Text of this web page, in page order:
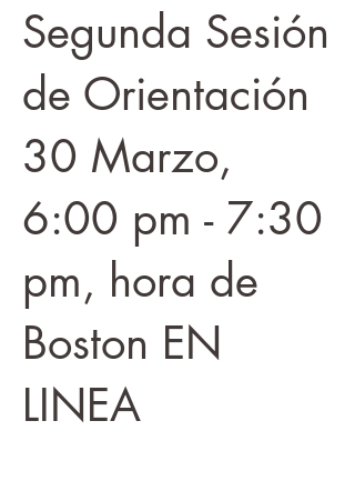
Segunda Sesión
de Orientación
30 Marzo,
6:00 pm - 7:30
pm, hora de
Boston EN
LINEA